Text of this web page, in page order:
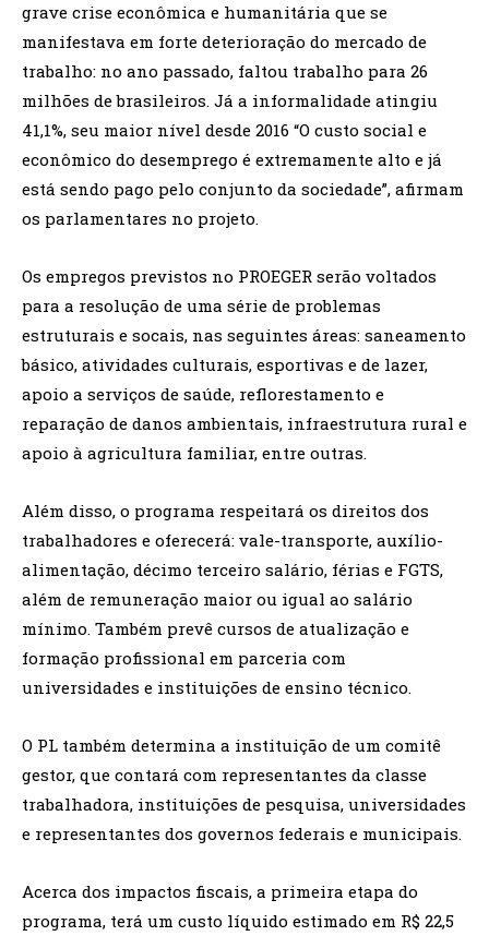
grave crise econômica e humanitária que se
manifestava em forte deterioração do mercado de
trabalho: no ano passado, faltou trabalho para 26
milhões de brasileiros. Já a informalidade atingiu
41,1%, seu maior nível desde 2016 “O custo social e
econômico do desemprego é extremamente alto e já
está sendo pago pelo conjunto da sociedade”, afirmam
os parlamentares no projeto.
Os empregos previstos no PROEGER serão voltados
para a resolução de uma série de problemas
estruturais e socais, nas seguintes áreas: saneamento
básico, atividades culturais, esportivas e de lazer,
apoio a serviços de saúde, reflorestamento e
reparação de danos ambientais, infraestrutura rural e
apoio à agricultura familiar, entre outras.
Além disso, o programa respeitará os direitos dos
trabalhadores e oferecerá: vale-transporte, auxílio-
alimentação, décimo terceiro salário, férias e FGTS,
além de remuneração maior ou igual ao salário
mínimo. Também prevê cursos de atualização e
formação profissional em parceria com
universidades e instituições de ensino técnico.
O PL também determina a instituição de um comitê
gestor, que contará com representantes da classe
trabalhadora, instituições de pesquisa, universidades
e representantes dos governos federais e municipais.
Acerca dos impactos fiscais, a primeira etapa do
programa, terá um custo líquido estimado em R$ 22,5